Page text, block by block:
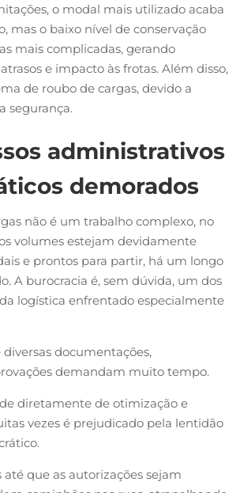
o modal mais utilizado acaba
mas o baixo nível de conservação
mais complicadas, gerando
e impacto às frotas. Além disso,
de roubo de cargas, devido a
segurança.
administrativos
demorados
não é um trabalho complexo, no
volumes estejam devidamente
e prontos para partir, há um longo
A burocracia é, sem dúvida, um dos
logística enfrentado especialmente
documentações,
demandam muito tempo.
diretamente de otimização e
vezes é prejudicado pela lentidão
até que as autorizações sejam